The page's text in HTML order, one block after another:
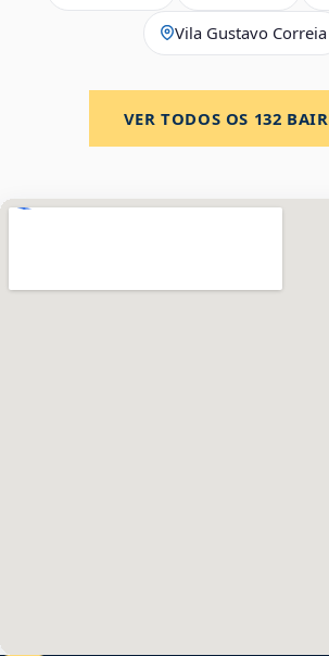
Vila Gustavo Correia
VER TODOS OS 132